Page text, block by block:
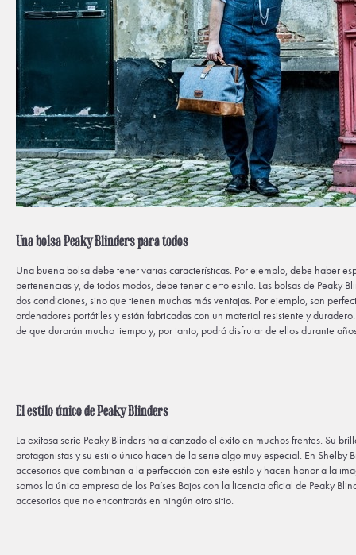
Una bolsa Peaky Blinders para todos
Una buena bolsa debe tener varias características. Por ejemplo, debe haber
pertenencias y, de todos modos, debe tener cierto estilo. Las bolsas de Peaky
dos condiciones, sino que tienen muchas más ventajas. Por ejemplo, son
ordenadores portátiles y están fabricadas con un material resistente y
de que durarán mucho tiempo y, por tanto, podrá disfrutar de ellos durante
El estilo único de Peaky Blinders
La exitosa serie Peaky Blinders ha alcanzado el éxito en muchos frentes. Su
protagonistas y su estilo único hacen de la serie algo muy especial. En Shelby
accesorios que combinan a la perfección con este estilo y hacen honor a la
somos la única empresa de los Países Bajos con la licencia oficial de Peaky
accesorios que no encontrarás en ningún otro sitio.